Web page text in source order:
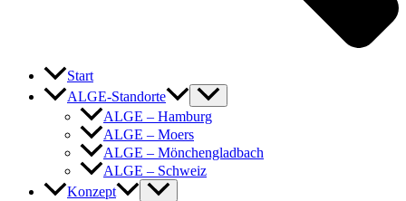
Start
ALGE-Standorte
ALGE – Hamburg
ALGE – Moers
ALGE – Mönchengladbach
ALGE – Schweiz
Konzept